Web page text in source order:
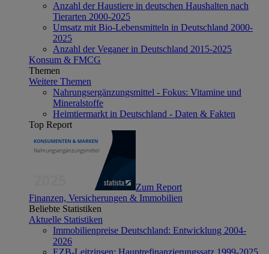
Anzahl der Haustiere in deutschen Haushalten nach
Tierarten 2000-2025
Umsatz mit Bio-Lebensmitteln in Deutschland 2000-
2025
Anzahl der Veganer in Deutschland 2015-2025
Konsum & FMCG
Themen
Weitere Themen
Nahrungsergänzungsmittel - Fokus: Vitamine und
Mineralstoffe
Heimtiermarkt in Deutschland - Daten & Fakten
Top Report
Zum Report
Finanzen, Versicherungen & Immobilien
Beliebte Statistiken
Aktuelle Statistiken
Immobilienpreise Deutschland: Entwicklung 2004-
2026
EZB-Leitzinsen: Hauptrefinanzierungssatz 1999-2025